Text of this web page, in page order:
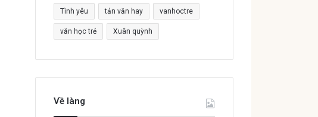
Tình yêu tản văn hay vanhoctre
văn học trẻ Xuân quỳnh
Về làng